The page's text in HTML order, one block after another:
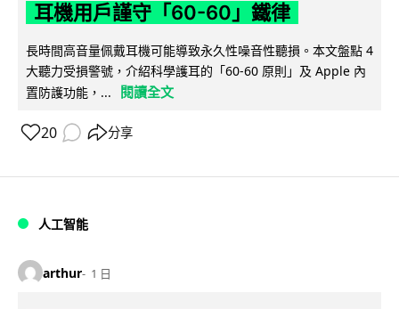
耳機用戶謹守「60-60」鐵律
長時間高音量佩戴耳機可能導致永久性噪音性聽損。本文盤點 4
大聽力受損警號，介紹科學護耳的「60-60 原則」及 Apple 內
置防護功能，...
閱讀全文
20 分享
人工智能
arthur 1 日